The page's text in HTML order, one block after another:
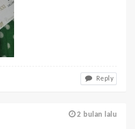
Reply
2 bulan lalu